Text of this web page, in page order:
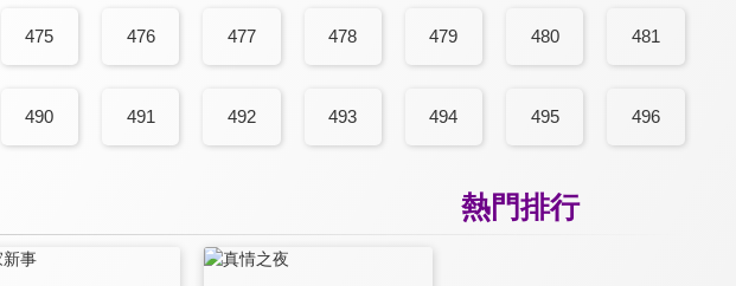
475 476 477 478 479 480 481
490 491 492 493 494 495 496
熱門排行